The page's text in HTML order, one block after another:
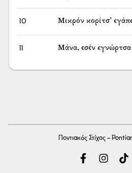
10 Μικρόν κορίτσ’
11 Μάνα, εσέν εγνώρτσα
Ποντιακός Στίχος -